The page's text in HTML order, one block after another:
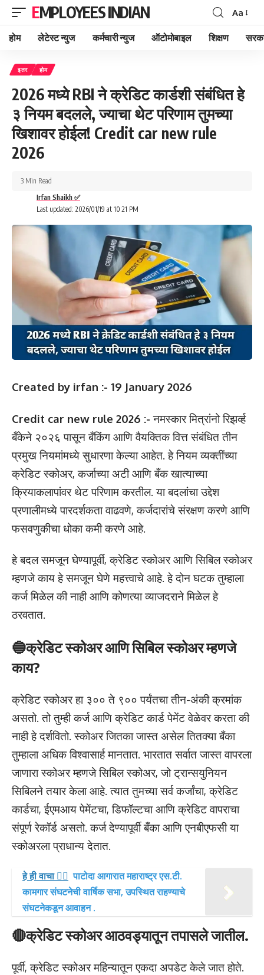
EMPLOYEES INDIAN
Font
Resizer
Aa
होम लेटेस्ट न्युज कर्मचारी न्युज ऑटोमोबाइल शिक्षण
इतर होम
2026 मध्ये RBI ने क्रेडिट कार्डशी संबंधित हे
३ नियम बदलले, ज्याचा थेट परिणाम तुमच्या
खिशावर होईल! Credit car new rule
2026
Last updated: 2026/01/19 at 10:21 PM
Irfan Shaikh ✅
3 Min Read
Created by irfan :- 19 January 2026
Credit car new rule 2026 :- नमस्कार मित्रांनो रिझर्व्ह
बँकेने २०२६ पासून बँकिंग आणि वैयक्तिक वित्त संबंधित तीन
प्रमुख नियमांमध्ये सुधारणा केल्या आहेत. हे नियम व्यक्तींच्या
क्रेडिट स्कोअर, कर्जाच्या अटी आणि बँक खात्याच्या
क्रियाकलापांवर थेट परिणाम करतील. या बदलांचा उद्देश
प्रणालीमध्ये पारदर्शकता वाढवणे, कर्जदारांचे संरक्षण करणे आणि
फसवणुकीचा धोका कमी करणे आहे.
हे बदल समजून घेण्यापूर्वी, क्रेडिट स्कोअर आणि सिबिल स्कोअर
म्हणजे काय हे समजून घेणे महत्त्वाचे आहे. हे दोन घटक तुम्हाला
कर्ज मिळेल की नाही आणि कोणत्या व्याजदराने मिळेल हे
ठरवतात.
🔵क्रेडिट स्कोअर आणि सिबिल स्कोअर म्हणजे
काय?
क्रेडिट स्कोअर हा ३०० ते ९०० पर्यंतचा तीन-अंकी क्रमांक
असतो. तो तुम्ही कर्ज आणि क्रेडिट कार्ड पेमेंट वेळेवर करता की
नाही हे दर्शवितो. स्कोअर जितका जास्त असेल तितक्या बँका
तुम्हाला अधिक विश्वासार्ह मानतात. भारतात सर्वात जास्त वापरला
जाणारा स्कोअर म्हणजे सिबिल स्कोअर, जो ट्रान्सयुनियन
सिबिलने तयार केला आहे. त्यात तुमच्या सर्व कर्जांचा, क्रेडिट
कार्डचा, ईएमआय पेमेंटचा, डिफॉल्टचा आणि क्रेडिट वापराचा
संपूर्ण रेकॉर्ड असतो. कर्ज देण्यापूर्वी बँका आणि एनबीएफसी या
स्कोअरला प्राधान्य देतात.
हे ही वाचा 👉🏻 पाटोदा आगारात महाराष्ट्र एस.टी.
कामगार संघटनेची वार्षिक सभा, उपस्थित राहण्याचे
संघटनेकडून आवाहन .
🔴क्रेडिट स्कोअर आठवड्यातून तपासले जातील.
पूर्वी, क्रेडिट स्कोअर महिन्यातून एकदा अपडेट केले जात होते.